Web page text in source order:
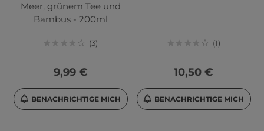
Meer, grünem Tee und
Bambus - 200ml
3
9,99 €
BENACHRICHTIGE MICH
1
10,50 €
BENACHRICHTIGE MICH